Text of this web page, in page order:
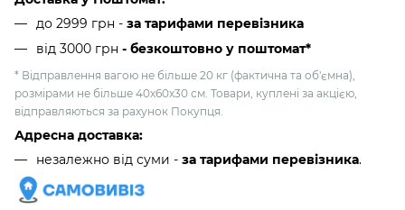
до 2999 грн - за тарифами перевізника
від 3000 грн - безкоштовно у поштомат*
* Відправлення вагою не більше 20 кг (фактична та об'ємна),
розмірами не більше 40х60х30 см. Товари, куплені за акцією,
відправляються за рахунок Покупця.
Адресна доставка:
незалежно від суми - за тарифами перевізника.